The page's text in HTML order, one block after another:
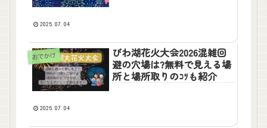
2025.07.04
おでかけ
びわ湖花火大会2026混雑回
避の穴場は?無料で見える場
所と場所取りのｺﾂも紹介
2025.07.04